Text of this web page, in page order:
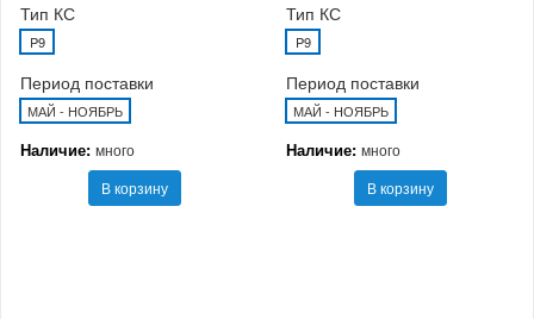
Тип КС
P9
Период поставки
МАЙ - НОЯБРЬ
Наличие: много
В корзину
Тип КС
P9
Период поставки
МАЙ - НОЯБРЬ
Наличие: много
В корзину